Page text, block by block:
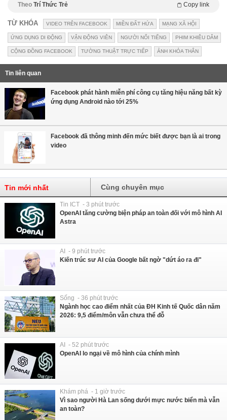
Theo Trí Thức Trẻ Copy link
TỪ KHÓA VIDEO TRÊN FACEBOOK MIỀN ĐẤT HỨA MẠNG XÃ HỘI
ỨNG DỤNG DI ĐỘNG VẬN ĐỘNG VIÊN NGƯỜI NỔI TIẾNG PHIM KHIÊU DÂM
CỘNG ĐỒNG FACEBOOK TƯỜNG THUẬT TRỰC TIẾP ẢNH KHỎA THÂN
Tin liên quan
Facebook phát hành miễn phí công cụ tăng hiệu năng bất kỳ
ứng dụng Android nào tới 25%
Facebook đã thông minh đến mức biết được bạn là ai trong
video
Tin mới nhất Cùng chuyên mục
Tin ICT - 3 phút trước
OpenAI tăng cường biện pháp an toàn đối với mô hình AI
Astra
AI - 9 phút trước
Kiến trúc sư AI của Google bất ngờ "dứt áo ra đi"
Sống - 36 phút trước
Ngành học cao điểm nhất của ĐH Kinh tế Quốc dân năm
2026: 9,5 điểm/môn vẫn chưa thể đỗ
AI - 52 phút trước
OpenAI lo ngại về mô hình của chính mình
Khám phá - 1 giờ trước
Vì sao người Hà Lan sống dưới mực nước biển mà vẫn
an toàn?